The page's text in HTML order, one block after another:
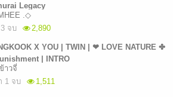
Legacy
.◇
จบ
2,890
X YOU | TWIN | ❤ LOVE NATURE ✤
| INTRO
าวจี่
1 จบ
1,511